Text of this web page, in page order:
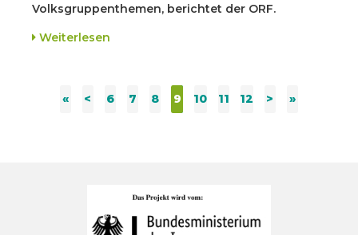
Volksgruppenthemen, berichtet der ORF.
Weiterlesen
« < 6 7 8 9 10 11 12 > »